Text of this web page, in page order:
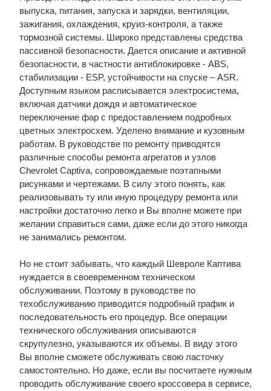
выпуска, питания, запуска и зарядки, вентиляции,
зажигания, охлаждения, круиз-контроля, а также
тормозной системы. Широко представлены средства
пассивной безопасности. Дается описание и активной
безопасности, в частности антиблокировке - ABS,
стабилизации - ESP, устойчивости на спуске – ASR.
Доступным языком расписывается электросистема,
включая датчики дождя и автоматическое
переключение фар с предоставлением подробных
цветных электросхем. Уделено внимание и кузовным
работам. В руководстве по ремонту приводятся
различные способы ремонта агрегатов и узлов
Chevrolet Captiva, сопровождаемые поэтапными
рисунками и чертежами. В силу этого понять, как
реализовывать ту или иную процедуру ремонта или
настройки достаточно легко и Вы вполне можете при
желании справиться сами, даже если до этого никогда
не занимались ремонтом.
Но не стоит забывать, что каждый Шевроле Каптива
нуждается в своевременном техническом
обслуживании. Поэтому в руководстве по
техобслуживанию приводится подробный график и
последовательность его процедур. Все операции
технического обслуживания описываются
скрупулезно, указываются их объемы. В виду этого
Вы вполне сможете обслуживать свою ласточку
самостоятельно. Но даже, если вы посчитаете нужным
проводить обслуживание своего кроссовера в сервисе,